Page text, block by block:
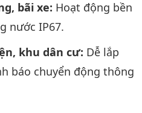
bãi xe: Hoạt động bền
nước IP67.
khu dân cư: Dễ lắp
báo chuyển động thông